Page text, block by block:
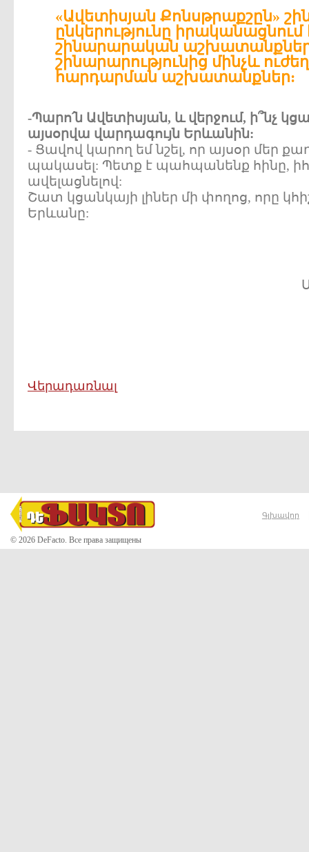
«Ավետիսյան Քոնսթրաքշըն»
ընկերությունը իրականացնում
շինարարական
շինարարությունից մինչև
հարդարման աշխատանքներ:
-Պարո՛ն Ավետիսյան, և վերջում, ի՞նչ
այսօրվա վարդագույն Երևանին:
- Ցավով կարող եմ նշել, որ այսօր մեր
պակասել: Պետք է պահպանենք հինը,
ավելացնելով:
Շատ կցանկայի լիներ մի փողոց, որը
Երևանը:
Վերադառնալ
© 2026 DeFacto. Все права защищены
Գլխավոր